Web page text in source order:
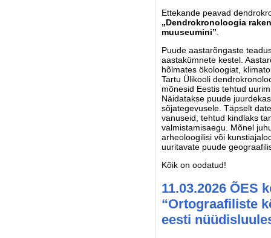
Ettekande peavad
„Dendrokronoloogia
muuseumini”
Puude aastarõngaste
aastakümnete kestel.
hõlmates ökoloogiat,
Tartu Ülikooli
mõnesid Eestis tehtud
Näidatakse puude
sõjategevusele. Täpselt
vanuseid, tehtud kindlaks
valmistamisaegu. Mõnel
arheoloogilisi või
uuritavate puude
Kõik on oodatud!
11.03.2026 ÕES
“Ortograafiliste
eesti